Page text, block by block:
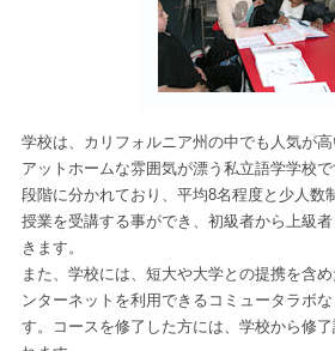
学校は、カリフォルニア州の中でも人気が高
アットホームな雰囲気が漂う私立語学学校
段階に分かれており、平均8名程度と少人数
授業を受講する事ができ、初級者から上級
きます。
また、学校には、短大や大学との提携を含
ンターネットを利用できるコミュータラボ
す。コースを修了した方には、学校から修